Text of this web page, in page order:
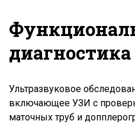
диагностика
Ультразвуковое
включающее УЗИ с
маточных труб и